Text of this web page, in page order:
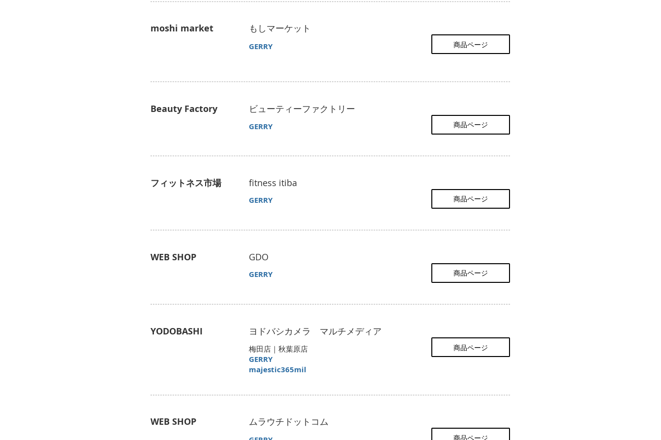
moshi market もしマーケット
GERRY 商品ページ
Beauty Factory ビューティーファクトリー
​GERRY 商品ページ
フィットネス市場 fitness itiba
​GERRY 商品ページ
WEB SHOP GDO
​GERRY 商品ページ
YODOBASHI ヨドバシカメラ マルチメディア
梅田店｜秋葉原店
GERRY
majestic365mil
商品ページ
WEB SHOP ムラウチドットコム
商品ページ